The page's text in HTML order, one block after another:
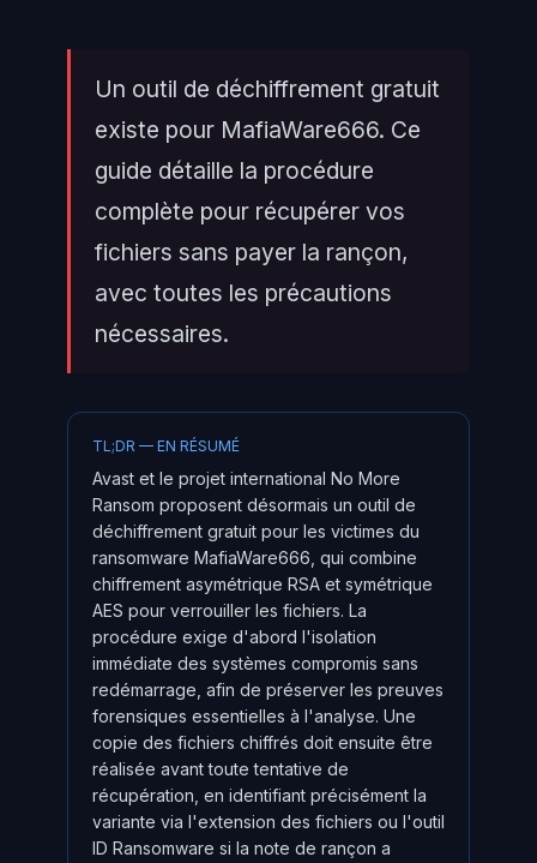
Un outil de déchiffrement gratuit
existe pour MafiaWare666. Ce
guide détaille la procédure
complète pour récupérer vos
fichiers sans payer la rançon,
avec toutes les précautions
nécessaires.
TL;DR — EN RÉSUMÉ
Avast et le projet international No More
Ransom proposent désormais un outil de
déchiffrement gratuit pour les victimes du
ransomware MafiaWare666, qui combine
chiffrement asymétrique RSA et symétrique
AES pour verrouiller les fichiers. La
procédure exige d'abord l'isolation
immédiate des systèmes compromis sans
redémarrage, afin de préserver les preuves
forensiques essentielles à l'analyse. Une
copie des fichiers chiffrés doit ensuite être
réalisée avant toute tentative de
récupération, en identifiant précisément la
variante via l'extension des fichiers ou l'outil
ID Ransomware si la note de rançon a